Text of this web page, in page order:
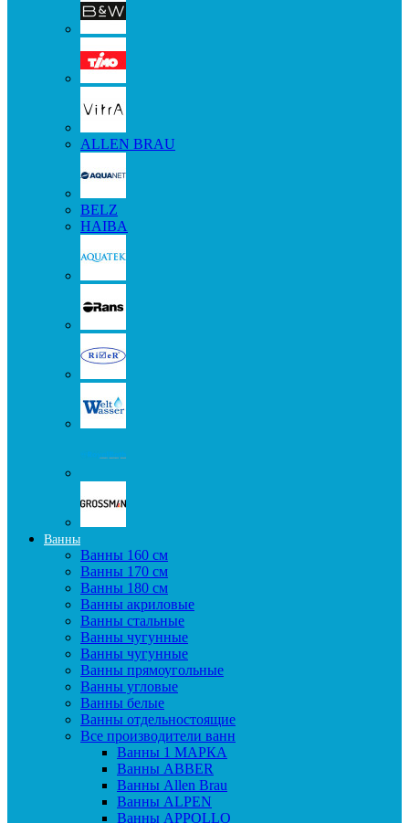
ALLEN BRAU
BELZ
HAIBA
Ванны
Ванны 160 см
Ванны 170 см
Ванны 180 см
Ванны акриловые
Ванны стальные
Ванны чугунные
Ванны чугунные
Ванны прямоугольные
Ванны угловые
Ванны белые
Ванны отдельностоящие
Все производители ванн
Ванны 1 МАРКА
Ванны ABBER
Ванны Allen Brau
Ванны ALPEN
Ванны APPOLLO